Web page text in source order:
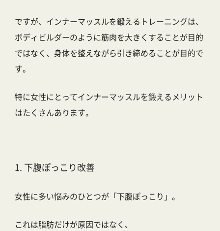
ですが、インナーマッスルを鍛えるトレーニングは、
ボディビルダーのように筋肉を大きくすることが目的
ではなく、 身体を整えながら引き締めることが目的で
す。
特に女性にとってインナーマッスルを鍛えるメリット
はたくさんあります。
1. 下腹ぽっこり改善
女性に多い悩みのひとつが「下腹ぽっこり」。
これは脂肪だけが原因ではなく、